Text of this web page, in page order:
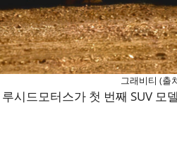
그래비티 (출
시드모터스가 첫 번째 SUV 모